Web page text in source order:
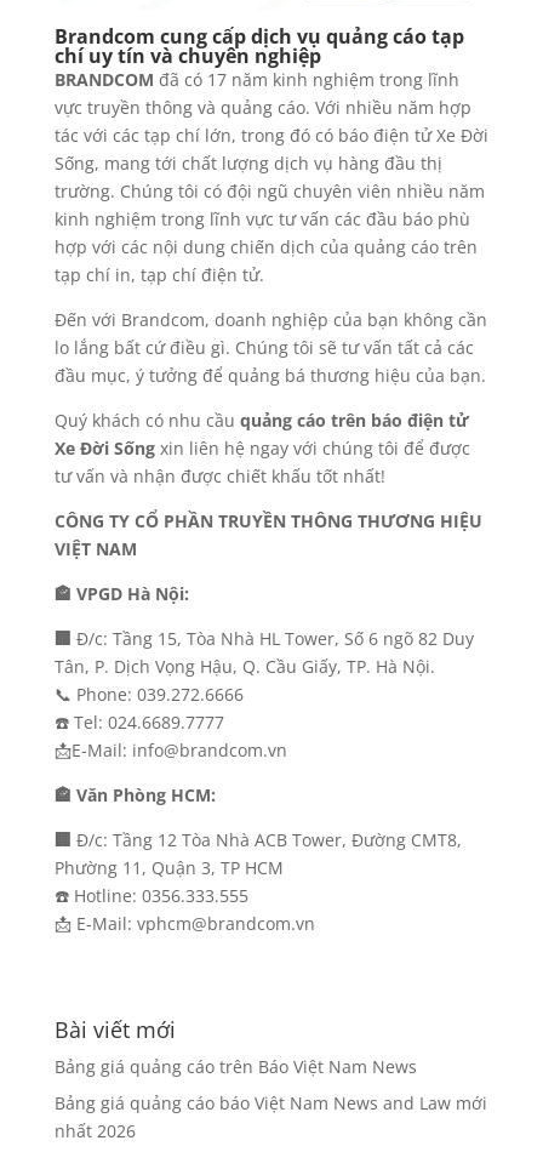
Brandcom cung cấp dịch vụ quảng cáo tạp
chí uy tín và chuyên nghiệp
BRANDCOM đã có 17 năm kinh nghiệm trong lĩnh
vực truyền thông và quảng cáo. Với nhiều năm hợp
tác với các tạp chí lớn, trong đó có báo điện tử Xe Đời
Sống, mang tới chất lượng dịch vụ hàng đầu thị
trường. Chúng tôi có đội ngũ chuyên viên nhiều năm
kinh nghiệm trong lĩnh vực tư vấn các đầu báo phù
hợp với các nội dung chiến dịch của quảng cáo trên
tạp chí in, tạp chí điện tử.
Đến với Brandcom, doanh nghiệp của bạn không cần
lo lắng bất cứ điều gì. Chúng tôi sẽ tư vấn tất cả các
đầu mục, ý tưởng để quảng bá thương hiệu của bạn.
Quý khách có nhu cầu quảng cáo trên báo điện tử
Xe Đời Sống xin liên hệ ngay với chúng tôi để được
tư vấn và nhận được chiết khấu tốt nhất!
CÔNG TY CỔ PHẦN TRUYỀN THÔNG THƯƠNG HIỆU
VIỆT NAM
🏤 VPGD Hà Nội:
🏢 Đ/c: Tầng 15, Tòa Nhà HL Tower, Số 6 ngõ 82 Duy
Tân, P. Dịch Vọng Hậu, Q. Cầu Giấy, TP. Hà Nội.
📞 Phone: 039.272.6666
☎️ Tel: 024.6689.7777
📩E-Mail: info@brandcom.vn
🏤 Văn Phòng HCM:
🏢 Đ/c: Tầng 12 Tòa Nhà ACB Tower, Đường CMT8,
Phường 11, Quận 3, TP HCM
☎️ Hotline: 0356.333.555
📩 E-Mail: vphcm@brandcom.vn
Bài viết mới
Bảng giá quảng cáo trên Báo Việt Nam News
Bảng giá quảng cáo báo Việt Nam News and Law mới
nhất 2026